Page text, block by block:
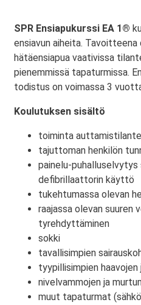
SPR Ensiapukurssi EA 1®
ensiavun aiheita.
hätäensiapua vaativissa
pienemmissä tapaturmissa.
todistus on voimassa 3
Koulutuksen sisältö
toiminta
tajuttoman henkilön
painelu-puhalluselvytys
defibrillaattorin käyttö
tukehtumassa olevan
raajassa olevan suuren
tyrehdyttäminen
sokki
tavallisimpien
tyypillisimpien
nivelvammojen ja
muut tapaturmat